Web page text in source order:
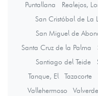
Puntallana
Realejos,
San Cristóbal de La
San Miguel de
Santa Cruz de la Palma
Santiago del Teide
Tanque, El
Tazacorte
Vallehermoso
Valverde